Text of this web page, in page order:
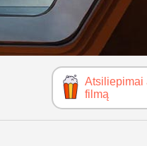
Atsiliepimai
filmą